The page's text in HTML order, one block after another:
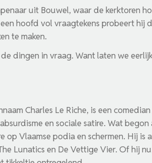
uit Bouwel, waar de kerktoren
hoofd vol vraagtekens probeert hij
te maken.
dingen in vraag. Want laten we
Charles Le Riche, is een
en sociale satire. Wat
Vlaamse podia en schermen. Hij is
Lunatics en De Vettige Vier. Of hij